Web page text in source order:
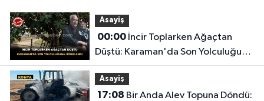
Asayiş
00:00İncir Toplarken Ağaçtan
Düştü: Karaman'da Son Yolculuğuna
Uğurlandı
Asayiş
17:08